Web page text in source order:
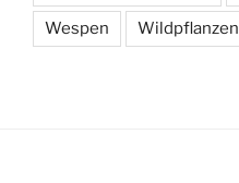
Wespen Wildpflanzen